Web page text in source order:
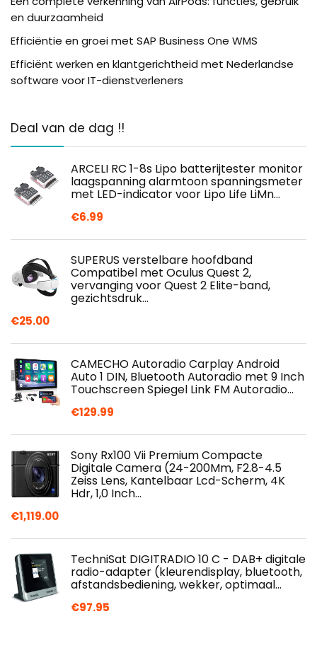
en duurzaamheid
Efficiëntie en groei met SAP Business One WMS
Efficiënt werken en klantgerichtheid met Nederlandse
software voor IT-dienstverleners
Deal van de dag !!
ARCELI RC 1-8s Lipo batterijtester monitor
laagspanning alarmtoon spanningsmeter
met LED-indicator voor Lipo Life LiMn…
€6.99
SUPERUS verstelbare hoofdband
Compatibel met Oculus Quest 2,
vervanging voor Quest 2 Elite-band,
gezichtsdruk…
€25.00
CAMECHO Autoradio Carplay Android
Auto 1 DIN, Bluetooth Autoradio met 9 Inch
Touchscreen Spiegel Link FM Autoradio…
€129.99
Sony Rx100 Vii Premium Compacte
Digitale Camera (24-200Mm, F2.8-4.5
Zeiss Lens, Kantelbaar Lcd-Scherm, 4K
Hdr, 1,0 Inch…
€1,119.00
TechniSat DIGITRADIO 10 C - DAB+ digitale
radio-adapter (kleurendisplay, bluetooth,
afstandsbediening, wekker, optimaal…
€97.95